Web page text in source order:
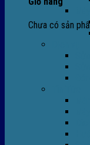
Chưa có sản